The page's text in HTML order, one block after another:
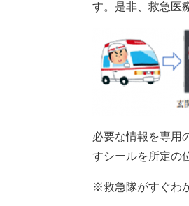
す。是非、救急医
必要な情報を専用
すシールを所定の
※救急隊がすぐわ